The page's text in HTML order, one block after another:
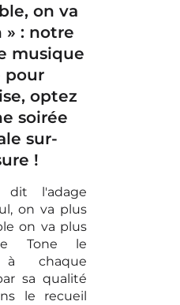
on va
» : notre
musique
pour
optez
soirée
sur-
!
dit l'adage
on va plus
on va plus
Tone le
à chaque
sa qualité
le recueil